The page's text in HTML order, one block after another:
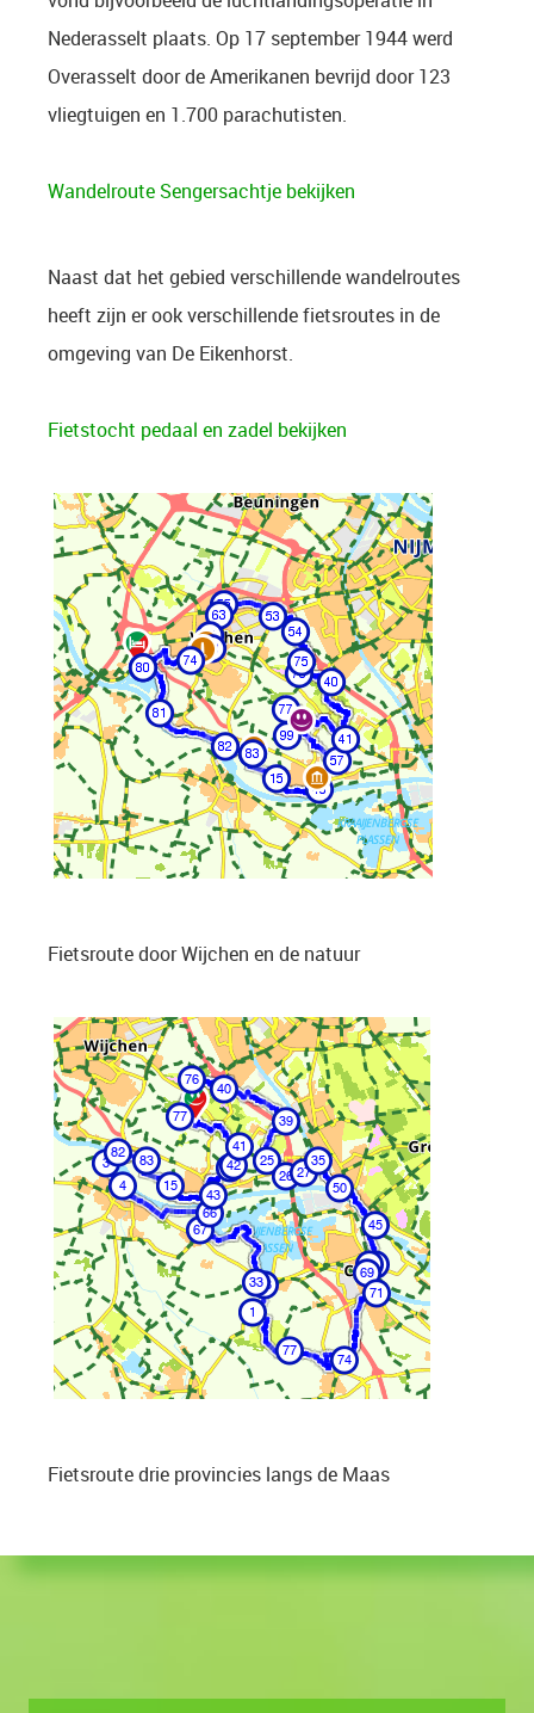
Nederasselt plaats. Op 17 september 1944 werd
Overasselt door de Amerikanen bevrijd door 123
vliegtuigen en 1.700 parachutisten.
Wandelroute Sengersachtje bekijken
Naast dat het gebied verschillende wandelroutes
heeft zijn er ook verschillende fietsroutes in de
omgeving van De Eikenhorst.
Fietstocht pedaal en zadel bekijken
Fietsroute door Wijchen en de natuur
Fietsroute drie provincies langs de Maas